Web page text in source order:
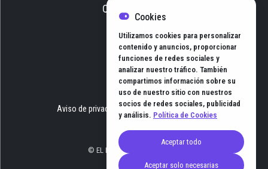
Quiénes somos
Newsletter
Contacto
Aviso de privacidad Términos y Condiciones
© EL HUB DE NEGOCIOS 2026
Cookies
Utilizamos cookies para personalizar
contenido y anuncios, proporcionar
funciones de redes sociales y
analizar nuestro tráfico. También
compartimos información sobre su
uso de nuestro sitio con nuestros
socios de redes sociales, publicidad
y análisis. Política de Cookies
Aceptar todo
Aceptar solo necesarias